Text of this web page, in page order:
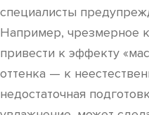
специалисты
Например, чрезмерное
привести к эффекту
оттенка — к
недостаточная